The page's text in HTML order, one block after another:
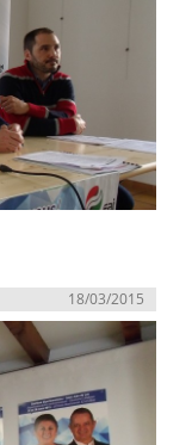
18/03/2015